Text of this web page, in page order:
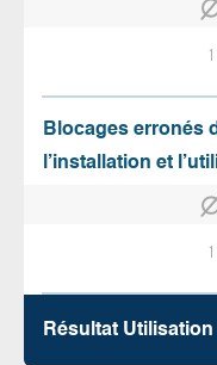
1
Blocages erronés
l’installation et
1
Résultat Utilisation